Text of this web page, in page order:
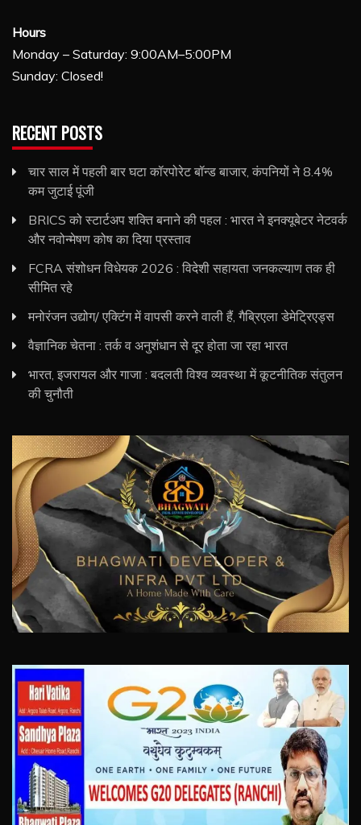
Hours
Monday – Saturday: 9:00AM–5:00PM
Sunday: Closed!
RECENT POSTS
चार साल में पहली बार घटा कॉरपोरेट बॉन्ड बाजार, कंपनियों ने 8.4%
कम जुटाई पूंजी
BRICS को स्टार्टअप शक्ति बनाने की पहल : भारत ने इनक्यूबेटर नेटवर्क
और नवोन्मेषण कोष का दिया प्रस्ताव
FCRA संशोधन विधेयक 2026 : विदेशी सहायता जनकल्याण तक ही
सीमित रहे
मनोरंजन उद्योग/ एक्टिंग में वापसी करने वाली हैं, गैब्रिएला डेमेट्रिएड्स
वैज्ञानिक चेतना : तर्क व अनुशंधान से दूर होता जा रहा भारत
भारत, इजरायल और गाजा : बदलती विश्व व्यवस्था में कूटनीतिक संतुलन
की चुनौती